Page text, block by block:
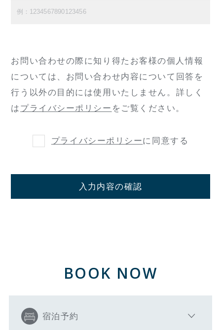
お問い合わせの際に知り得たお客様の個人情報
については、 お問い合わせ内容について回答を
行う以外の目的には使用いたしません。 詳しく
は プライバシーポリシー をご覧ください。
プライバシーポリシーに同意する
入力内容の確認
BOOK NOW
宿泊予約